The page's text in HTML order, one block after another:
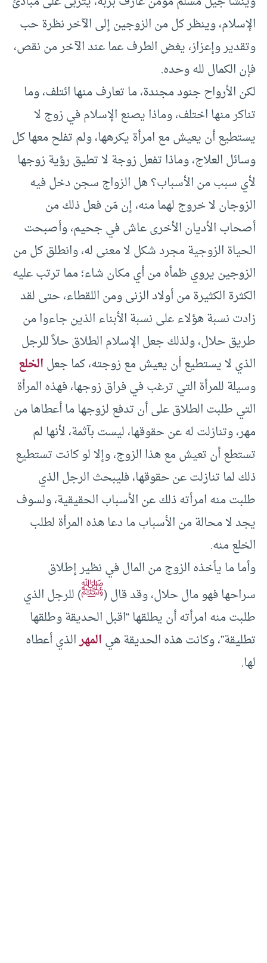
الإسلام، وينظر كل من الزوجين إلى الآخر نظرة حب
وتقدير وإعزاز، يغض الطرف عما عند الآخر من نقص،
فإن الكمال لله وحده.
لكن الأرواح جنود مجندة، ما تعارف منها ائتلف، وما
تناكر منها اختلف، وماذا يصنع الإسلام في زوج لا
يستطيع أن يعيش مع امرأة يكرهها، ولم تفلح معها كل
وسائل العلاج، وماذا تفعل زوجة لا تطيق رؤية زوجها
لأي سبب من الأسباب؟ هل الزواج سجن دخل فيه
الزوجان لا خروج لهما منه، إن مَن فعل ذلك من
أصحاب الأديان الأخرى عاش في جحيم، وأصبحت
الحياة الزوجية مجرد شكل لا معنى له، وانطلق كل من
الزوجين يروي ظمأه من أي مكان شاء؛ مما ترتب عليه
الكثرة الكثيرة من أولاد الزنى ومن اللقطاء، حتى لقد
زادت نسبة هؤلاء على نسبة الأبناء الذين جاءوا من
طريق حلال، ولذلك جعل الإسلام الطلاق حلاً للرجل
الذي لا يستطيع أن يعيش مع زوجته، كما جعلالخلع
وسيلة للمرأة التي ترغب في فراق زوجها، فهذه المرأة
التي طلبت الطلاق على أن تدفع لزوجها ما أعطاها من
مهر، وتنازلت له عن حقوقها، ليست بآثمة، لأنها لم
تستطع أن تعيش مع هذا الزوج، وإلا لو كانت تستطيع
ذلك لما تنازلت عن حقوقها، فليبحث الرجل الذي
طلبت منه امرأته ذلك عن الأسباب الحقيقية، ولسوف
يجد لا محالة من الأسباب ما دعا هذه المرأة لطلب
الخلع منه.
وأما ما يأخذه الزوج من المال في نظير إطلاق
سراحها فهو مال حلال، وقد قال (ﷺ) للرجل الذي
طلبت منه امرأته أن يطلقها “اقبل الحديقة وطلقها
تطليقة”، وكانت هذه الحديقة هيالمهرالذي أعطاه
لها.